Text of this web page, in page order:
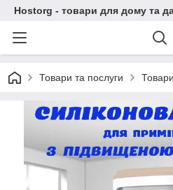
Hostorg - товари для дому та
Товари та послуги